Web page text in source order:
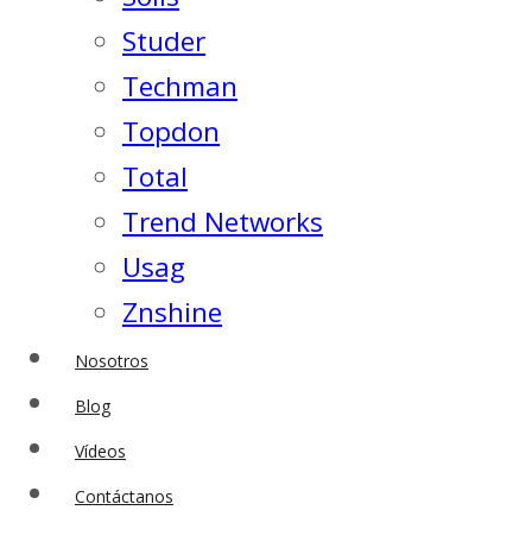
Studer
Techman
Topdon
Total
Trend Networks
Usag
Znshine
Nosotros
Blog
Vídeos
Contáctanos